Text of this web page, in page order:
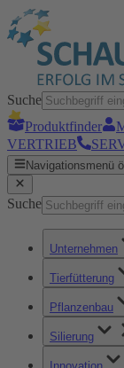
Suche
Produktfinder
VERTRIEB
Navigationsmenü
Suche
Unternehmen
Tierfütterung
Pflanzenbau
Silierung